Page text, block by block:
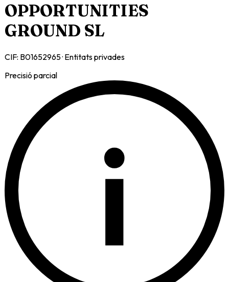
OPPORTUNITIES
GROUND SL
CIF: B01652965· Entitats privades
Precisió parcial
i